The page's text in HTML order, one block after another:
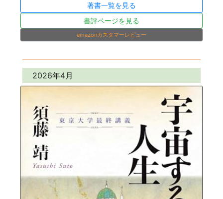
著書一覧を見る
書評ページを見る
amazonカスタマーレビュー
2026年4月